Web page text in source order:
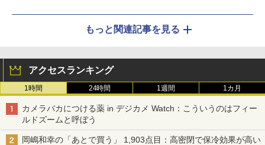
もっと関連記事を見る
アクセスランキング
1時間 24時間 1週間 1カ月
カメラバカにつける薬 in デジカメ Watch：こういうのはフィー
ルドズームと呼ぼう
岡嶋和幸の「あとで買う」 1,903点目：高密閉で保冷効果が高い